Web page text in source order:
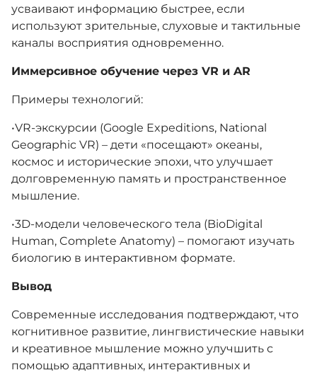
усваивают информацию быстрее, если
используют зрительные, слуховые и тактильные
каналы восприятия одновременно.
Иммерсивное обучение через VR и AR
Примеры технологий:
​•​VR-экскурсии (Google Expeditions, National
Geographic VR) – дети «посещают» океаны,
космос и исторические эпохи, что улучшает
долговременную память и пространственное
мышление.
​•​3D-модели человеческого тела (BioDigital
Human, Complete Anatomy) – помогают изучать
биологию в интерактивном формате.
Вывод
Современные исследования подтверждают, что
когнитивное развитие, лингвистические навыки
и креативное мышление можно улучшить с
помощью адаптивных, интерактивных и